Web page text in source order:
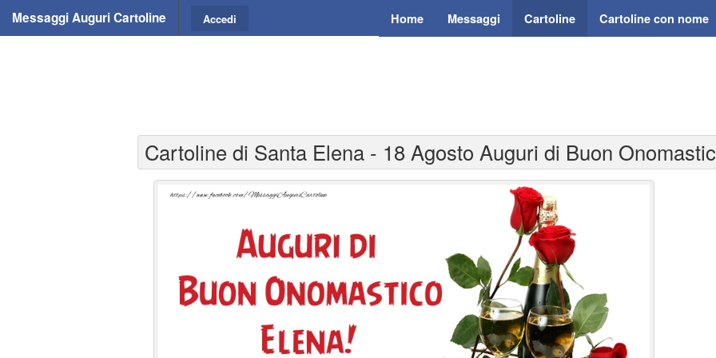
Messaggi Auguri Cartoline Home Messaggi Cartoline Cartoline con nome
Accedi
Cartoline di Santa Elena - 18 Agosto Auguri di Buon